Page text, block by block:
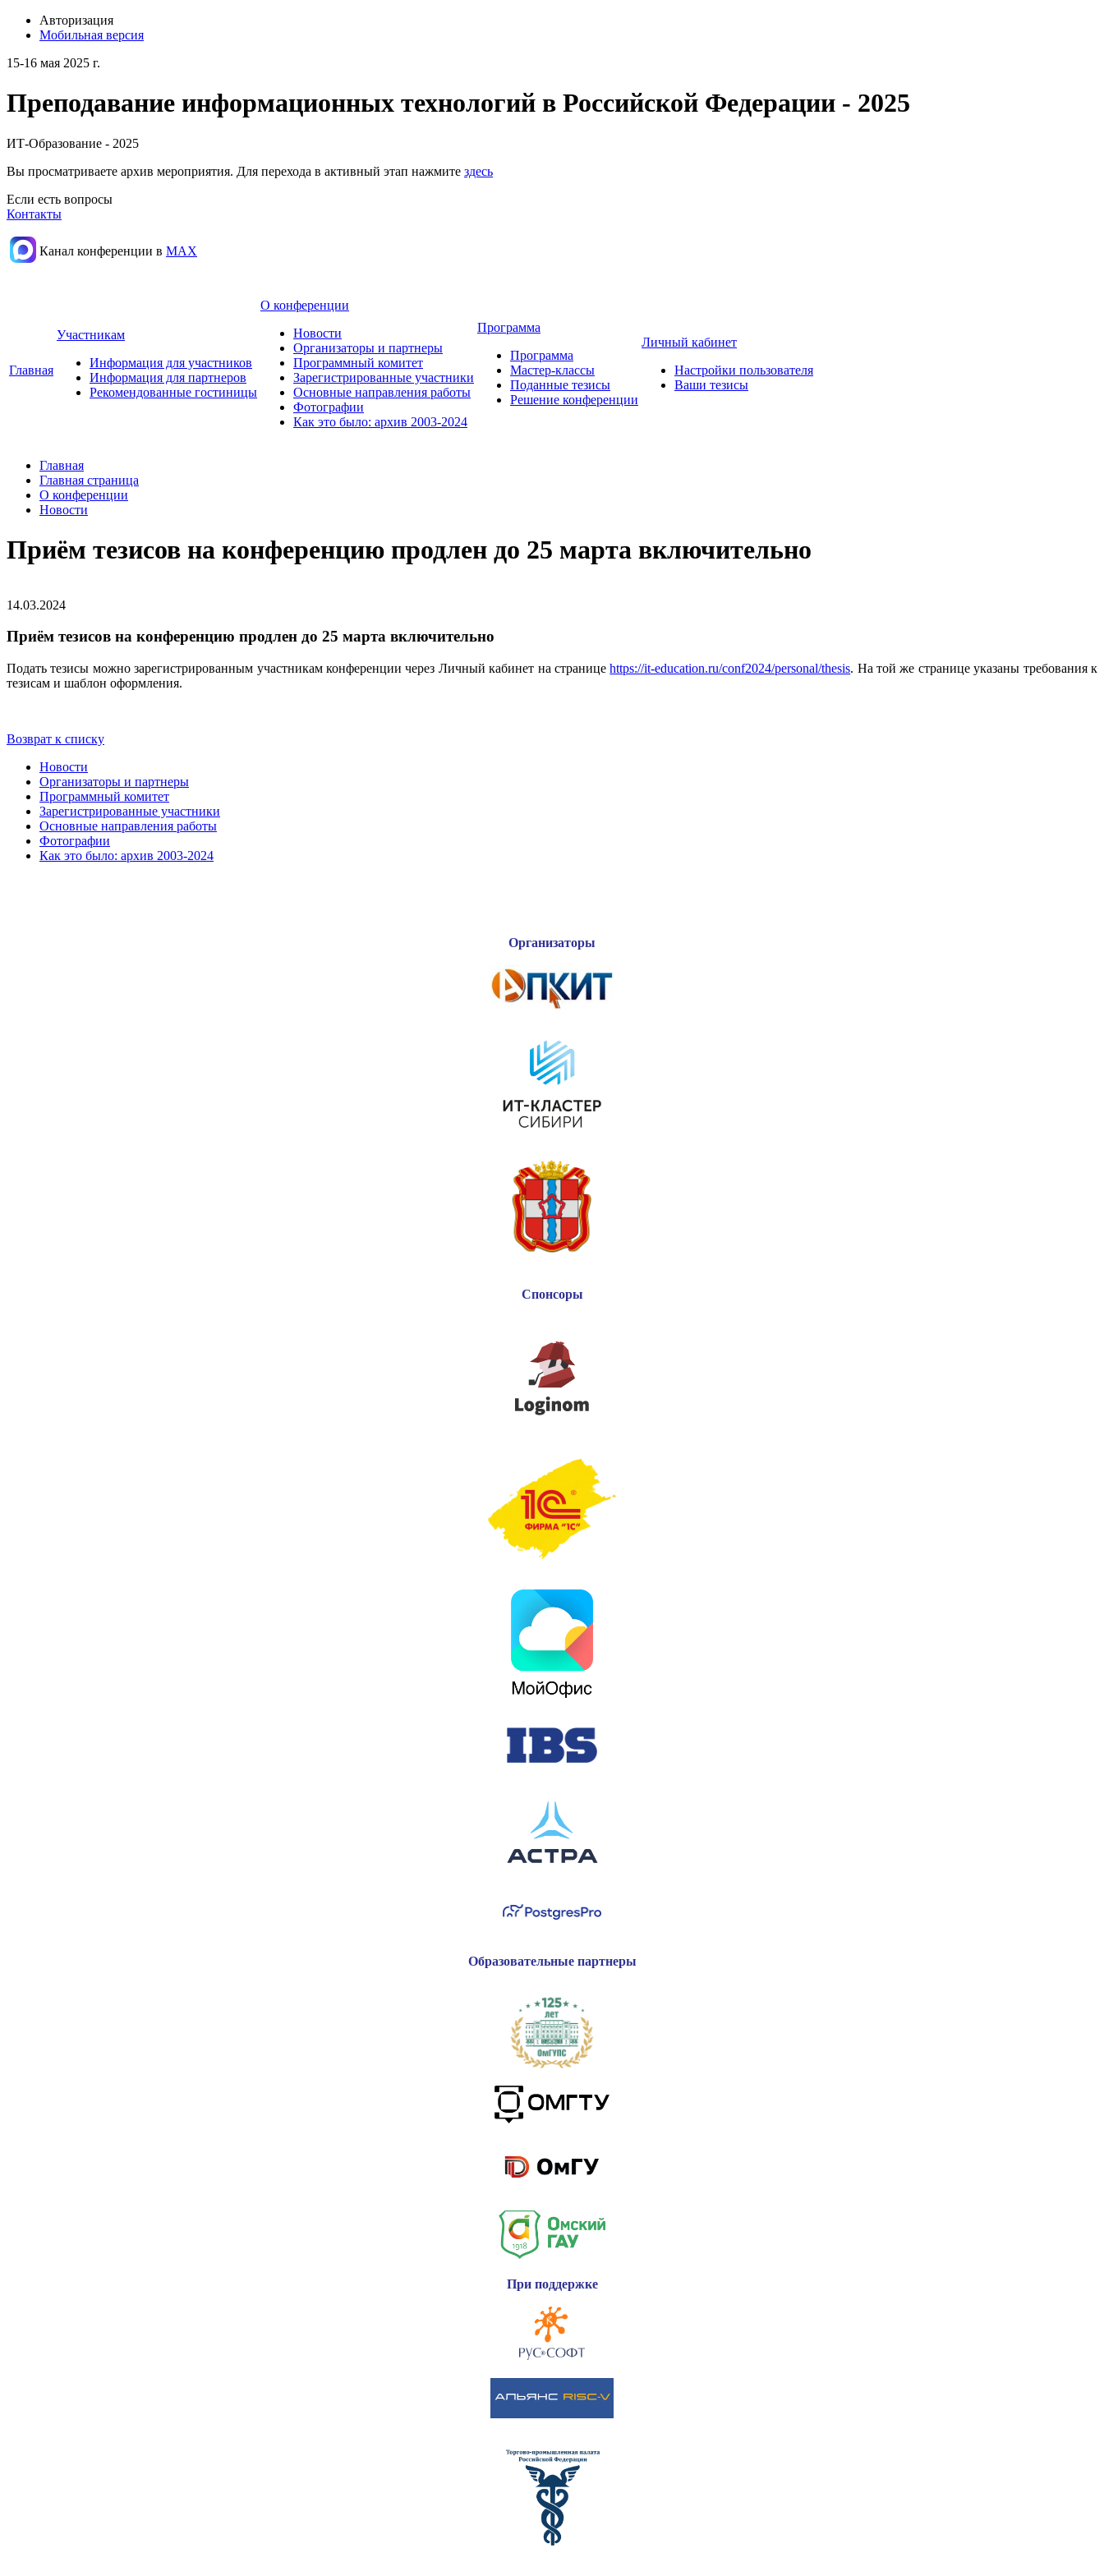
Авторизация
Мобильная версия
15-16 мая 2025 г.
Преподавание информационных технологий в Российской Федерации - 2025
ИТ-Образование - 2025
Вы просматриваете архив мероприятия. Для перехода в активный этап нажмите здесь
Если есть вопросы
Контакты
Канал конференции в МАХ
Главная
Участникам
Информация для участников
Информация для партнеров
Рекомендованные гостиницы
О конференции
Новости
Организаторы и партнеры
Программный комитет
Зарегистрированные участники
Основные направления работы
Фотографии
Как это было: архив 2003-2024
Программа
Программа
Мастер-классы
Поданные тезисы
Решение конференции
Личный кабинет
Настройки пользователя
Ваши тезисы
Главная
Главная страница
О конференции
Новости
Приём тезисов на конференцию продлен до 25 марта включительно
14.03.2024
Приём тезисов на конференцию продлен до 25 марта включительно
Подать тезисы можно зарегистрированным участникам конференции через Личный кабинет на страницеhttps://it-education.ru/conf2024/personal/thesis. На той же странице указаны требования к
тезисам и шаблон оформления.
Возврат к списку
Новости
Организаторы и партнеры
Программный комитет
Зарегистрированные участники
Основные направления работы
Фотографии
Как это было: архив 2003-2024
Организаторы
Спонсоры
Образовательные партнеры
При поддержке